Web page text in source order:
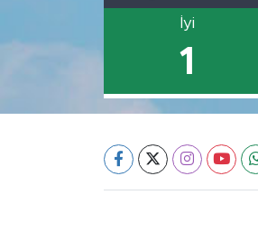
İyi
1